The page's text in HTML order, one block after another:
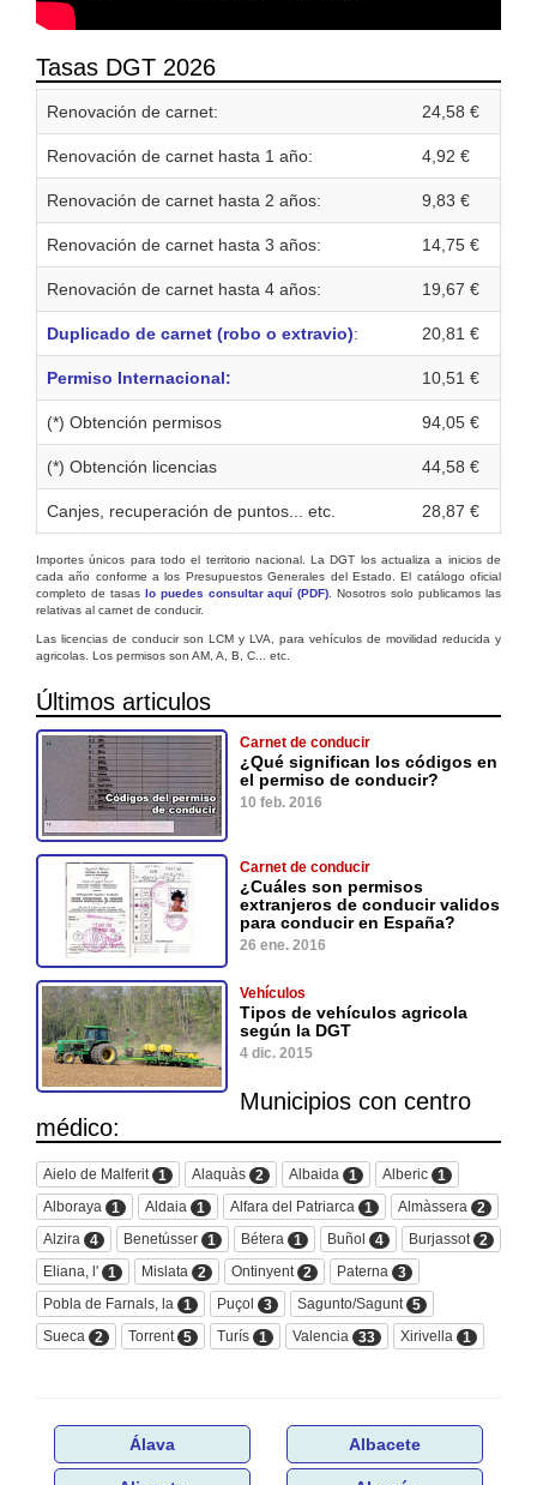
Tasas DGT 2026
Renovación de carnet: 24,58 €
Renovación de carnet hasta 1 año: 4,92 €
Renovación de carnet hasta 2 años: 9,83 €
Renovación de carnet hasta 3 años: 14,75 €
Renovación de carnet hasta 4 años: 19,67 €
Duplicado de carnet (robo o extravio): 20,81 €
Permiso Internacional: 10,51 €
(*) Obtención permisos 94,05 €
(*) Obtención licencias 44,58 €
Canjes, recuperación de puntos... etc. 28,87 €
Importes únicos para todo el territorio nacional. La DGT los actualiza a inicios de
cada año conforme a los Presupuestos Generales del Estado. El catálogo oficial
completo de tasas lo puedes consultar aquí (PDF) . Nosotros solo publicamos las
relativas al carnet de conducir.
Las licencias de conducir son LCM y LVA, para vehículos de movilidad reducida y
agricolas. Los permisos son AM, A, B, C... etc.
Últimos articulos
Carnet de conducir
¿Qué significan los códigos en
el permiso de conducir?
10 feb. 2016
Carnet de conducir
¿Cuáles son permisos
extranjeros de conducir validos
para conducir en España?
26 ene. 2016
Vehículos
Tipos de vehículos agricola
según la DGT
4 dic. 2015
Municipios con centro
médico:
Aielo de Malferit 1 Alaquàs 2 Albaida 1 Alberic 1
Alboraya
1 Aldaia 1 Alfara del Patriarca 1 Almàssera
2
Alzira
4 Benetússer 1 Bétera 1 Buñol 4 Burjassot 2
Eliana, l' 1 Mislata 2 Ontinyent 2 Paterna
3
Pobla de Farnals, la
1 Puçol 3 Sagunto/Sagunt 5
Sueca
2 Torrent 5 Turís 1 Valencia 33 Xirivella 1
Álava Albacete